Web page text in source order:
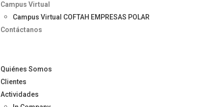
Campus Virtual
Campus Virtual COFTAH EMPRESAS POLAR
Contáctanos
Quiénes Somos
Clientes
Actividades